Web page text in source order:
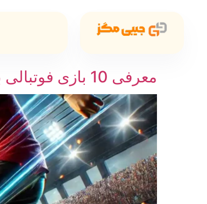
معرفی 10 بازی فوتبالی برای موبایل و PC ؛ از FIFA تا Score Hero